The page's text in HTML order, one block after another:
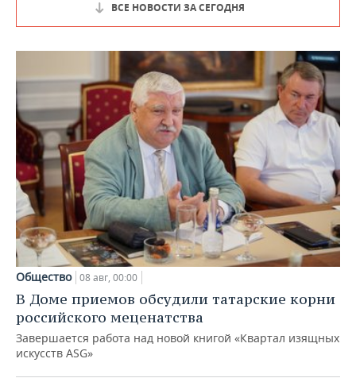
ВСЕ НОВОСТИ ЗА СЕГОДНЯ
Общество 08 авг, 00:00
В Доме приемов обсудили татарские корни
российского меценатства
Завершается работа над новой книгой «Квартал изящных
искусств ASG»